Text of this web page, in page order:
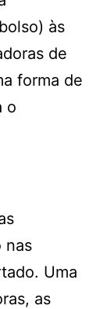
às
de
forma de
o
nas
Uma
as